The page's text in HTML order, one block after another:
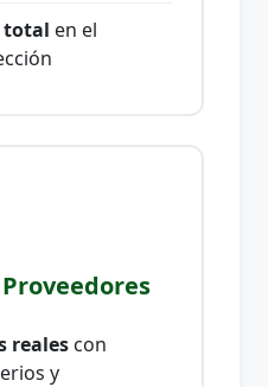
total en el
reales con
y